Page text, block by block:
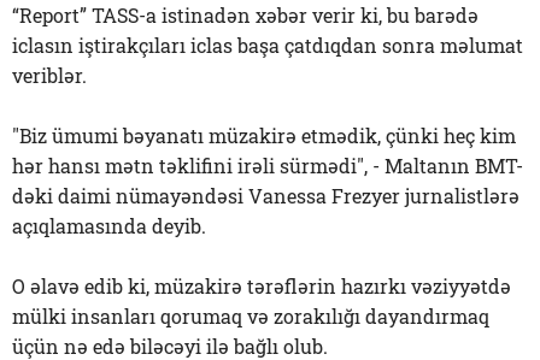
“Report” TASS-a istinadən xəbər verir ki, bu barədə
iclasın iştirakçıları iclas başa çatdıqdan sonra məlumat
veriblər.
"Biz ümumi bəyanatı müzakirə etmədik, çünki heç kim
hər hansı mətn təklifini irəli sürmədi", - Maltanın BMT-
dəki daimi nümayəndəsi Vanessa Frezyer jurnalistlərə
açıqlamasında deyib.
O əlavə edib ki, müzakirə tərəflərin hazırkı vəziyyətdə
mülki insanları qorumaq və zorakılığı dayandırmaq
üçün nə edə biləcəyi ilə bağlı olub.